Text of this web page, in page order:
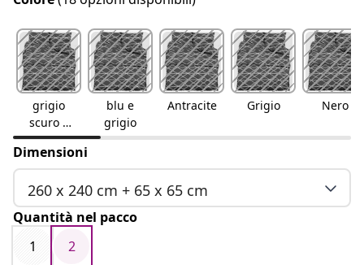
grigio
scuro e
bianco
blu e
grigio
Antracite Grigio Nero
Dimensioni
260 x 240 cm + 65 x 65 cm
Quantità nel pacco
1
2